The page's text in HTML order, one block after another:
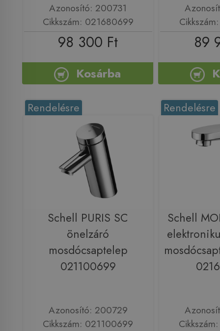
Azonosító: 200731
Cikkszám: 021680699
98 300 Ft
Kosárba
89
Rendelésre
Schell PURIS SC
önelzáró
mosdócsaptelep
021100699
Azonosító: 200729
Cikkszám: 021100699
Rendelésre
Schell